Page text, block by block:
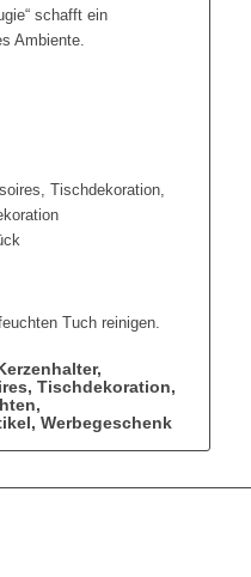
schafft ein
Ambiente.
Tischdekoration,
Tuch reinigen.
Tischdekoration,
Werbegeschenk